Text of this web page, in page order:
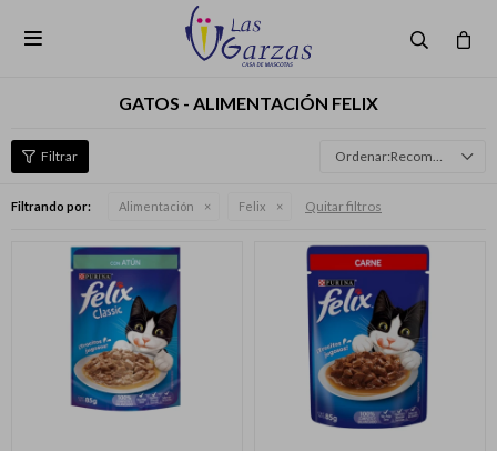

GATOS - ALIMENTACIÓN FELIX
Recomendados
Filtrando por: Alimentación Felix Quitar filtros